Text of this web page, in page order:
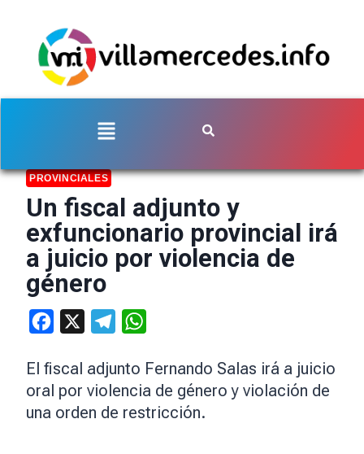
PROVINCIALES
Un fiscal adjunto y
exfuncionario provincial irá
a juicio por violencia de
género
Facebook Telegram
El fiscal adjunto Fernando Salas irá a juicio
oral por violencia de género y violación de
una orden de restricción.